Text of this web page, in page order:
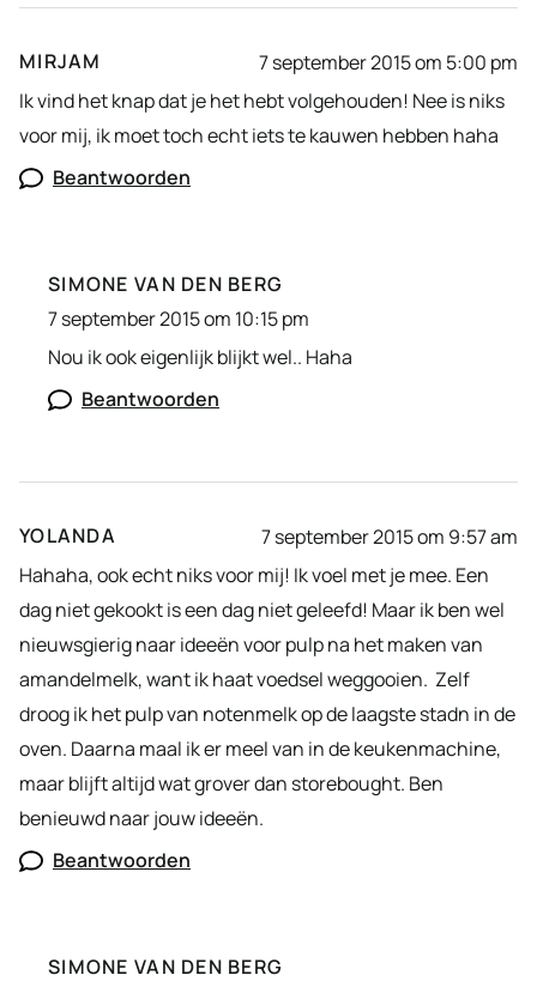
MIRJAM
7 september 2015 om 5:00 pm
Ik vind het knap dat je het hebt volgehouden! Nee is niks
voor mij, ik moet toch echt iets te kauwen hebben haha
Beantwoorden
SIMONE VAN DEN BERG
7 september 2015 om 10:15 pm
Nou ik ook eigenlijk blijkt wel.. Haha
Beantwoorden
YOLANDA
7 september 2015 om 9:57 am
Hahaha, ook echt niks voor mij! Ik voel met je mee. Een
dag niet gekookt is een dag niet geleefd! Maar ik ben wel
nieuwsgierig naar ideeën voor pulp na het maken van
amandelmelk, want ik haat voedsel weggooien. Zelf
droog ik het pulp van notenmelk op de laagste stadn in de
oven. Daarna maal ik er meel van in de keukenmachine,
maar blijft altijd wat grover dan storebought. Ben
benieuwd naar jouw ideeën.
Beantwoorden
SIMONE VAN DEN BERG